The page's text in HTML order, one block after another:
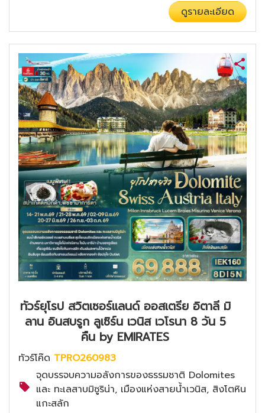
ดูรายละเอียด
ทัวร์ยุโรป สวิตเซอร์แลนด์ ออสเตรีย อิตาลี มิ
ลาน อินสบรูก ลูเซิร์น เวนิส เวโรนา 8 วัน 5
คืน by EMIRATES
ทัวร์โค๊ด TPRO260983
จุดบรรจบความอลังการของธรรมชาติ Dolomites
และ ทะเลสาบมิซูริน่า, เมืองแห่งสายน้ำเวนิส, สิงโตหิน
แกะสลัก